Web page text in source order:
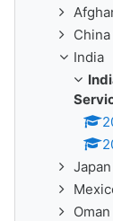
China
India
Japan
Oman